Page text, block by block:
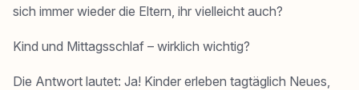
sich immer wieder die Eltern, ihr vielleicht auch?
Kind und Mittagsschlaf – wirklich wichtig?
Die Antwort lautet: Ja! Kinder erleben tagtäglich Neues,